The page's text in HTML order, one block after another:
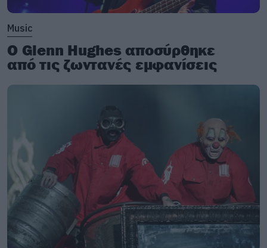
Music
Ο Glenn Hughes αποσύρθηκε
από τις ζωντανές εμφανίσεις